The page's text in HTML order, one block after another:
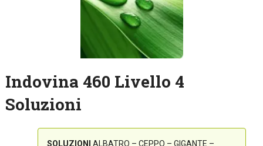
Indovina 460 Livello 4
Soluzioni
SOLUZIONI
ALBATRO – CEPPO – GIGANTE –